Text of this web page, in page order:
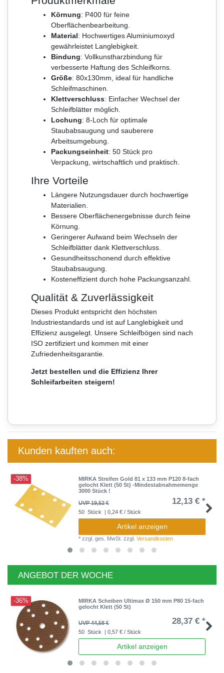
Körnung: P400 für feine
Oberflächenbearbeitung.
Material: Hochwertiges Aluminiumoxyd
gewährleistet Langlebigkeit.
Bindung: Vollkunstharzbindung für
verbesserte Haftung des Schleifkorns.
Größe: 80x130mm, ideal für handliche
Schleifmaschinen.
Klettverschluss: Einfacher Wechsel der
Schleifblätter möglich.
Lochung: 8-Loch für optimale
Staubabsaugung und sauberere
Arbeitsumgebung.
Packungseinheit: 50 Stück pro
Verpackung, wirtschaftlich und praktisch.
Ihre Vorteile
Längere Nutzungsdauer durch hochwertige
Materialien.
Bessere Oberflächenergebnisse durch feine
Körnung.
Geringerer Aufwand beim Wechseln der
Schleifblätter dank Klettverschluss.
Gesundheitsschonend durch effektive
Staubabsaugung.
Kosteneffizient durch hohe Packungsanzahl.
Qualität & Zuverlässigkeit
Dieses Produkt entspricht den höchsten
Industriestandards und ist auf Langlebigkeit und
Effizienz ausgelegt. Unsere Schleifbögen sind nach
ISO zertifiziert und kommen mit einer
Zufriedenheitsgarantie.
Jetzt bestellen und die Effizienz Ihrer
Schleifarbeiten steigern!
Kunden kauften auch:
-38%
MIRKA Streifen Gold 81 x 133 mm P120 8-fach
gelocht Klett (50 St) -Mindestabnahmemenge
3000 Stück !
UVP 19,52 €
12,13 € *
50 Stück | 0,24 € / Stück
Artikel anzeigen
*zzgl. ges. MwSt. zzgl.Versandkosten
ANGEBOT DER WOCHE
-36%
MIRKA Scheiben Ultimax Ø 150 mm P80 15-fach
gelocht Klett (50 St)
UVP 44,58 € 28,37 € *
50 Stück | 0,57 € / Stück
Artikel anzeigen